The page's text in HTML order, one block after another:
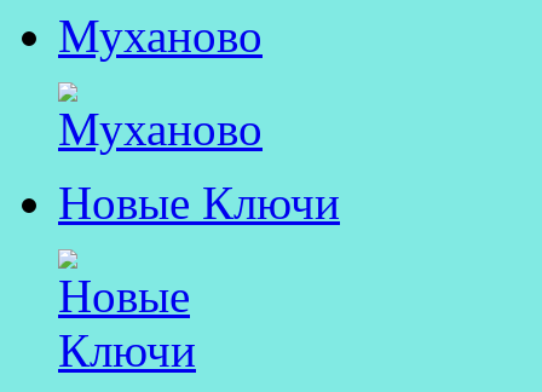
Муханово
Новые Ключи